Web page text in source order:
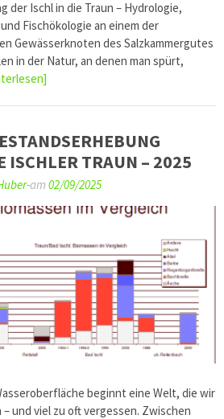
der Ischl in die Traun – Hydrologie,
Fischökologie an einem der
Gewässerknoten des Salzkammergutes
in der Natur, an denen man spürt,
ISCHLER TRAUN – 2025
am02/09/2025
beginnt eine Welt, die wir
– und viel zu oft vergessen. Zwischen